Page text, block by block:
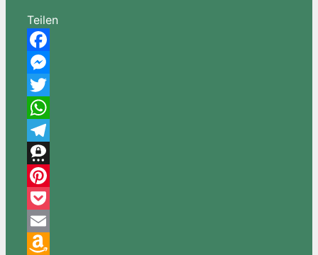
Teilen
Facebook
Messenger
Twitter
WhatsApp
Telegram
Threema
Pinterest
Pocket
Email